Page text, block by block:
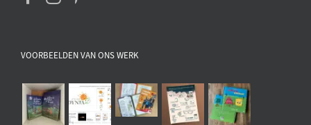
VOORBEELDEN VAN ONS WERK